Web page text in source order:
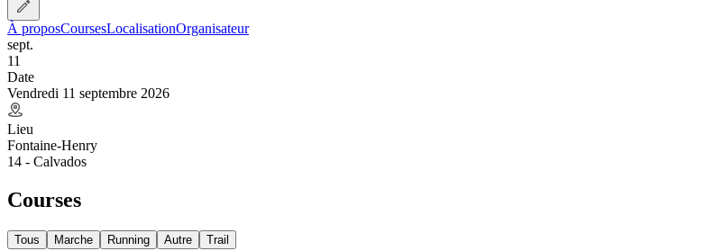
À proposCoursesLocalisationOrganisateur
sept.
11
Date
Vendredi 11 septembre 2026
Lieu
Fontaine-Henry
14 - Calvados
Courses
Tous Marche Running Autre Trail